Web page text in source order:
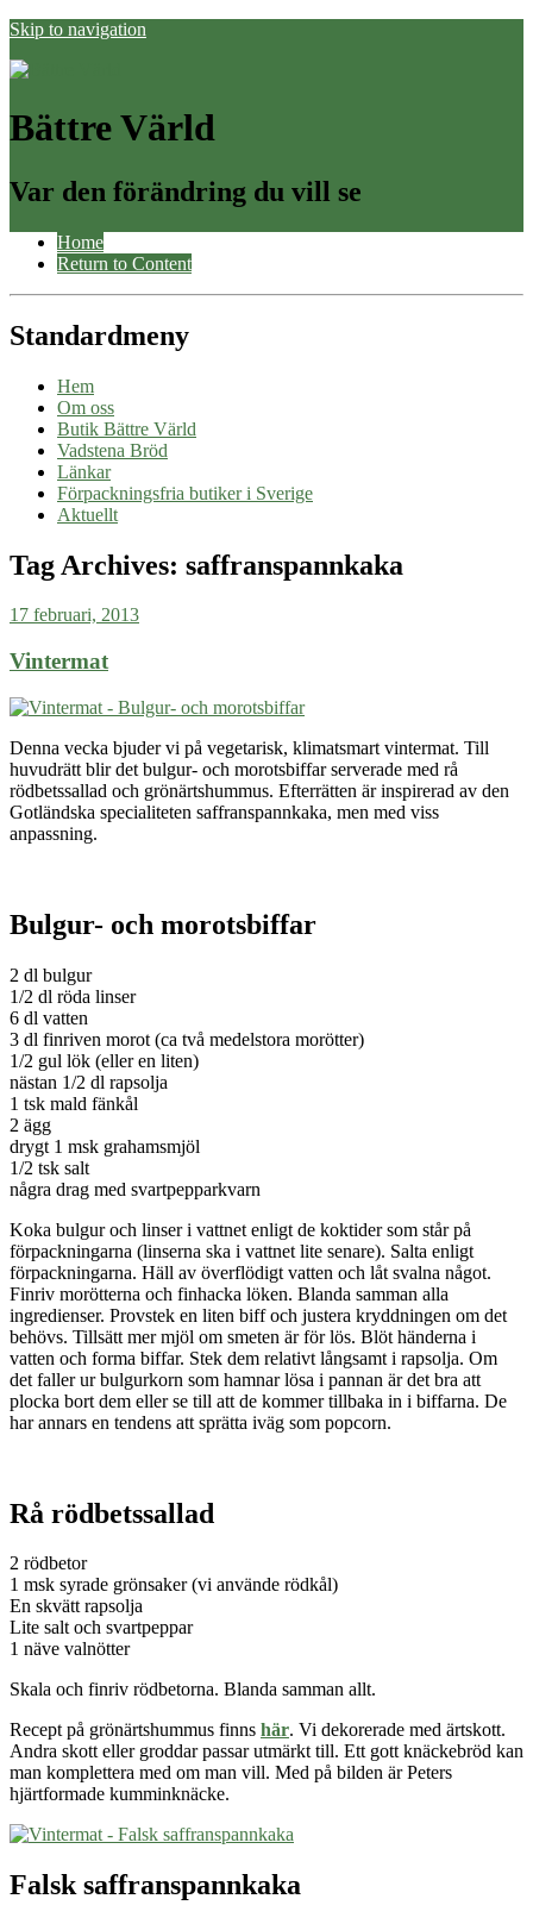
Skip to navigation
Bättre Värld
Var den förändring du vill se
Home
Return to Content
Standardmeny
Hem
Om oss
Butik Bättre Värld
Vadstena Bröd
Länkar
Förpackningsfria butiker i Sverige
Aktuellt
Tag Archives: saffranspannkaka
17 februari, 2013
Vintermat
Denna vecka bjuder vi på vegetarisk, klimatsmart vintermat. Till
huvudrätt blir det bulgur- och morotsbiffar serverade med rå
rödbetssallad och grönärtshummus. Efterrätten är inspirerad av den
Gotländska specialiteten saffranspannkaka, men med viss
anpassning.
Bulgur- och morotsbiffar
2 dl bulgur
1/2 dl röda linser
6 dl vatten
3 dl finriven morot (ca två medelstora morötter)
1/2 gul lök (eller en liten)
nästan 1/2 dl rapsolja
1 tsk mald fänkål
2 ägg
drygt 1 msk grahamsmjöl
1/2 tsk salt
några drag med svartpepparkvarn
Koka bulgur och linser i vattnet enligt de koktider som står på
förpackningarna (linserna ska i vattnet lite senare). Salta enligt
förpackningarna. Häll av överflödigt vatten och låt svalna något.
Finriv morötterna och finhacka löken. Blanda samman alla
ingredienser. Provstek en liten biff och justera kryddningen om det
behövs. Tillsätt mer mjöl om smeten är för lös. Blöt händerna i
vatten och forma biffar. Stek dem relativt långsamt i rapsolja. Om
det faller ur bulgurkorn som hamnar lösa i pannan är det bra att
plocka bort dem eller se till att de kommer tillbaka in i biffarna. De
har annars en tendens att sprätta iväg som popcorn.
Rå rödbetssallad
2 rödbetor
1 msk syrade grönsaker (vi använde rödkål)
En skvätt rapsolja
Lite salt och svartpeppar
1 näve valnötter
Skala och finriv rödbetorna. Blanda samman allt.
Recept på grönärtshummus finns här. Vi dekorerade med ärtskott.
Andra skott eller groddar passar utmärkt till. Ett gott knäckebröd kan
man komplettera med om man vill. Med på bilden är Peters
hjärtformade kumminknäcke.
Falsk saffranspannkaka